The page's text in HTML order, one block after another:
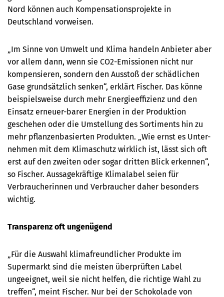
Nord können auch Kompensationsprojekte in
Deutschland vorweisen.
„Im Sinne von Umwelt und Klima handeln Anbieter aber
vor allem dann, wenn sie CO2-Emissionen nicht nur
kompensieren, sondern den Ausstoß der schädlichen
Gase grundsätzlich senken“, erklärt Fischer. Das könne
beispielsweise durch mehr Energieeffizienz und den
Einsatz erneuer-barer Energien in der Produktion
geschehen oder die Umstellung des Sortiments hin zu
mehr pflanzenbasierten Produkten. „Wie ernst es Unter-
nehmen mit dem Klimaschutz wirklich ist, lässt sich oft
erst auf den zweiten oder sogar dritten Blick erkennen“,
so Fischer. Aussagekräftige Klimalabel seien für
Verbraucherinnen und Verbraucher daher besonders
wichtig.
Transparenz oft ungenügend
„Für die Auswahl klimafreundlicher Produkte im
Supermarkt sind die meisten überprüften Label
ungeeignet, weil sie nicht helfen, die richtige Wahl zu
treffen“, meint Fischer. Nur bei der Schokolade von